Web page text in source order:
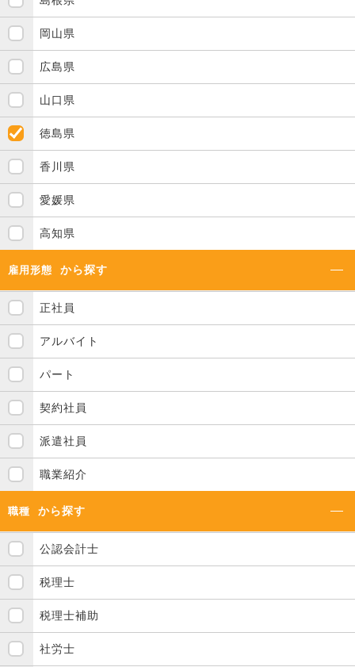
岡山県
広島県
山口県
徳島県
香川県
愛媛県
高知県
雇用形態 から探す
正社員
アルバイト
パート
契約社員
派遣社員
職業紹介
職種 から探す
公認会計士
税理士
税理士補助
社労士